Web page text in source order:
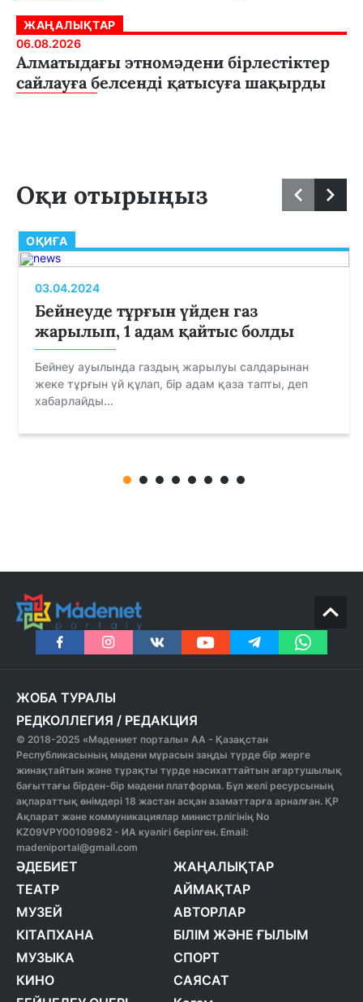
ЖАҢАЛЫҚТАР
06.08.2026
Алматыдағы этномәдени бірлестіктер
сайлауға белсенді қатысуға шақырды
Оқи отырыңыз
ОҚИҒА
03.04.2024
Бейнеуде тұрғын үйден газ
жарылып, 1 адам қайтыс болды
Бейнеу ауылында газдың жарылуы салдарынан
жеке тұрғын үй құлап, бір адам қаза тапты, деп
хабарлайды...
ЖОБА ТУРАЛЫ
РЕДКОЛЛЕГИЯ / РЕДАКЦИЯ
© 2018-2025 «Мәдениет порталы» АА - Қазақстан
Республикасының мәдени мұрасын заңды түрде бір жерге
жинақтайтын және тұрақты түрде насихаттайтын ағартушылық
бағыттағы бірден-бір мәдени платформа. Бұл желі ресурсының
ақпараттық өнімдері 18 жастан асқан азаматтарға арналған. ҚР
Ақпарат және коммуникациялар министрлігінің No
KZ09VPY00109962 - ИА куәлігі берілген. Email:
madeniportal@gmail.com
ӘДЕБИЕТ
ТЕАТР
МУЗЕЙ
КІТАПХАНА
МУЗЫКА
КИНО
ЖАҢАЛЫҚТАР
АЙМАҚТАР
АВТОРЛАР
БІЛІМ ЖӘНЕ ҒЫЛЫМ
СПОРТ
САЯСАТ